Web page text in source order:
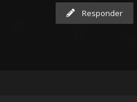
Responder